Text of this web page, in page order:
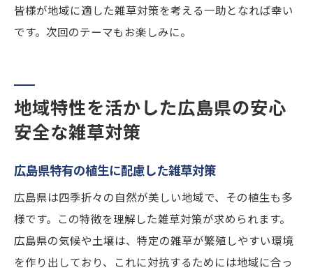
皆様が地域に適した雑草対策を考える一助となれば幸い
です。次回のテーマもお楽しみに。
地域特性を活かした広島県の安心
安全な雑草対策
広島県特有の植生に配慮した雑草対策
広島県は四季折々の自然が美しい地域で、その植生も多
様です。この特徴を理解した雑草対策が求められます。
広島県の気候や土壌は、特定の雑草が繁殖しやすい環境
を作り出しており、これに対抗するためには地域に合っ